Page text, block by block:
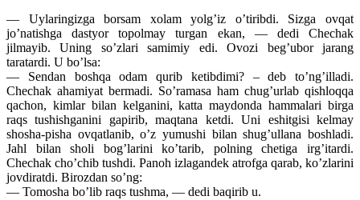
— Uylaringizga borsam xolam yolg’iz o’tiribdi. Sizga ovqat
jo’natishga dastyor topolmay turgan ekan, — dedi Chechak
jilmayib. Uning so’zlari samimiy edi. Ovozi beg’ubor jarang
taratardi. U bo’lsa:
— Sendan boshqa odam qurib ketibdimi? – deb to’ng’illadi.
Chechak ahamiyat bermadi. So’ramasa ham chug’urlab qishloqqa
qachon, kimlar bilan kelganini, katta maydonda hammalari birga
raqs tushishganini gapirib, maqtana ketdi. Uni eshitgisi kelmay
shosha-pisha ovqatlanib, o’z yumushi bilan shug’ullana boshladi.
Jahl bilan sholi bog’larini ko’tarib, polning chetiga irg’itardi.
Chechak cho’chib tushdi. Panoh izlagandek atrofga qarab, ko’zlarini
jovdiratdi. Birozdan so’ng:
— Tomosha bo’lib raqs tushma, — dedi baqirib u.